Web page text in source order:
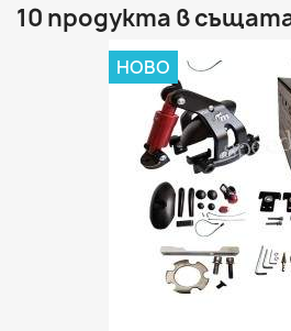
10 продукта в
НОВО